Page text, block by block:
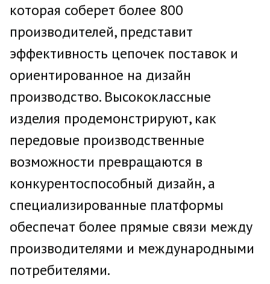
которая соберет более 800
производителей, представит
эффективность цепочек поставок и
ориентированное на дизайн
производство. Высококлассные
изделия продемонстрируют, как
передовые производственные
возможности превращаются в
конкурентоспособный дизайн, а
специализированные платформы
обеспечат более прямые связи между
производителями и международными
потребителями.